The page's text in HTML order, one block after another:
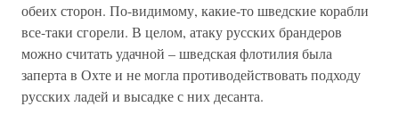
обеих сторон. По-видимому, какие-то шведские корабли
все-таки сгорели. В целом, атаку русских брандеров
можно считать удачной – шведская флотилия была
заперта в Охте и не могла противодействовать подходу
русских ладей и высадке с них десанта.